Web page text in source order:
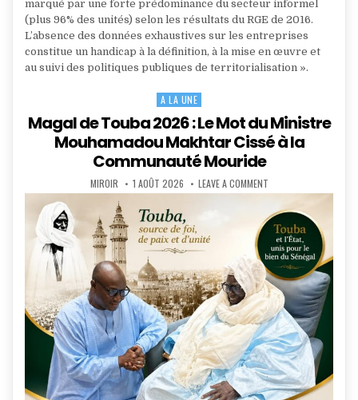
marqué par une forte prédominance du secteur informel
(plus 96% des unités) selon les résultats du RGE de 2016.
L’absence des données exhaustives sur les entreprises
constitue un handicap à la définition, à la mise en œuvre et
au suivi des politiques publiques de territorialisation ».
Posted
in
A LA UNE
Magal de Touba 2026 : Le Mot du Ministre
Mouhamadou Makhtar Cissé à la
Communauté Mouride
AUTHOR:
MIROIR PUBLISHED
DATE:
1 AOÛT 2026 LEAVE A COMMENTON
MAGAL
TOUBA
2026
MOT
DU
MINISTRE
MOUHAMADOU
MAKHTAR
CISSÉ
À
LA
COMMUNAUTÉ
MOURIDE